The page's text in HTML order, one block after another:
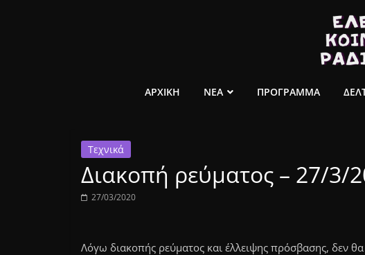
ελεύθερο
κοινωνικό
ραδιόφωνο
1431AM
ΑΡΧΙΚΗ ΝΕΑ ΠΡΟΓΡΑΜΜΑ
Τεχνικά
Διακοπή ρεύματος – 27/3/
27/03/2020
Λόγω διακοπής ρεύματος και έλλειψης πρόσβασης, δεν